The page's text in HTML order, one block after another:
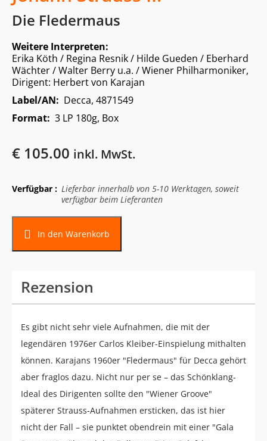
Die Fledermaus
Weitere Interpreten:
Erika Köth / Regina Resnik / Hilde Gueden / Eberhard
Wächter / Walter Berry u.a. / Wiener Philharmoniker,
Dirigent: Herbert von Karajan
Label/AN: Decca, 4871549
Format: 3 LP 180g, Box
€ 105.00 inkl. MwSt.
Verfügbar : Lieferbar innerhalb von 5-10 Werktagen, soweit
verfügbar beim Lieferanten
In den Warenkorb
Rezension
Es gibt nicht sehr viele Aufnahmen, die mit der
legendären 1976er Carlos Kleiber-Einspielung mithalten
können. Karajans 1960er "Fledermaus" für Decca gehört
aber fraglos dazu. Nicht nur per se – das Schönklang-
Ideal des Dirigenten sollte den "Wiener Groove"
späterer Strauss-Aufnahmen ersticken, das ist hier
nicht der Fall – sie punktet obendrein mit einer "Gala